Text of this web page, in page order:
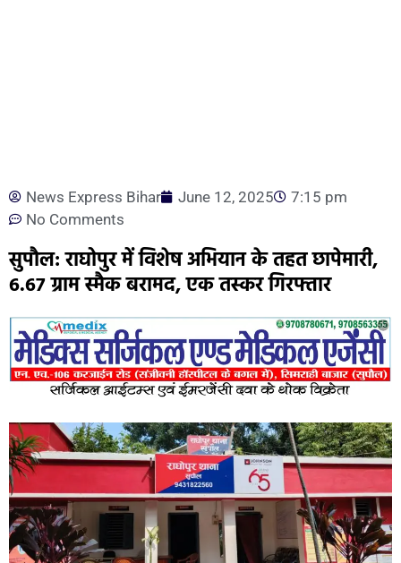
News Express Bihar June 12, 2025
7:15 pm
No Comments
सुपौल: राघोपुर में विशेष अभियान के तहत छापेमारी,
6.67 ग्राम स्मैक बरामद, एक तस्कर गिरफ्तार